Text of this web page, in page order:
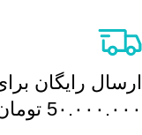
ارسال رایگان
5٠.٠٠٠.٠٠٠ تومان